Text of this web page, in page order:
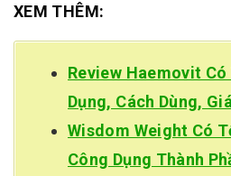
XEM THÊM:
Review Haemovit
Dụng, Cách Dùng,
Wisdom Weight Có
Công Dụng Thành